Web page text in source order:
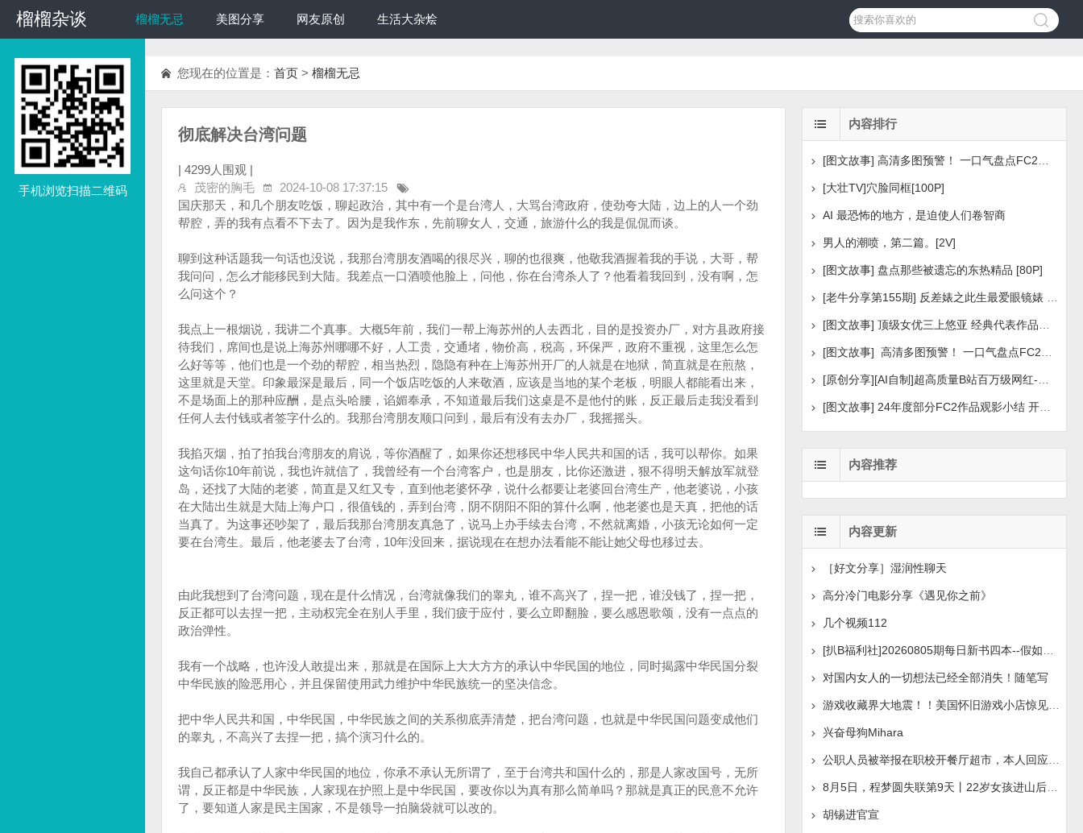
榴榴杂谈
榴榴杂谈 榴榴无忌 美图分享 网友原创 生活大杂烩
手机浏览扫描二维码
您现在的位置是： 首页 > 榴榴无忌
彻底解决台湾问题
| 4299人围观 |
茂密的胸毛
2024-10-08 17:37:15
国庆那天，和几个朋友吃饭，聊起政治，其中有一个是台湾人，大骂台湾政府，使劲夸大陆，边上的人一个劲
帮腔，弄的我有点看不下去了。因为是我作东，先前聊女人，交通，旅游什么的我是侃侃而谈。
聊到这种话题我一句话也没说，我那台湾朋友酒喝的很尽兴，聊的也很爽，他敬我酒握着我的手说，大哥，帮
我问问，怎么才能移民到大陆。我差点一口酒喷他脸上，问他，你在台湾杀人了？他看着我回到，没有啊，怎
么问这个？
我点上一根烟说，我讲二个真事。大概5年前，我们一帮上海苏州的人去西北，目的是投资办厂，对方县政府接
待我们，席间也是说上海苏州哪哪不好，人工贵，交通堵，物价高，税高，环保严，政府不重视，这里怎么怎
么好等等，他们也是一个劲的帮腔，相当热烈，隐隐有种在上海苏州开厂的人就是在地狱，简直就是在煎熬，
这里就是天堂。印象最深是最后，同一个饭店吃饭的人来敬酒，应该是当地的某个老板，明眼人都能看出来，
不是场面上的那种应酬，是点头哈腰，谄媚奉承，不知道最后我们这桌是不是他付的账，反正最后走我没看到
任何人去付钱或者签字什么的。我那台湾朋友顺口问到，最后有没有去办厂，我摇摇头。
我掐灭烟，拍了拍我台湾朋友的肩说，等你酒醒了，如果你还想移民中华人民共和国的话，我可以帮你。如果
这句话你10年前说，我也许就信了，我曾经有一个台湾客户，也是朋友，比你还激进，狠不得明天解放军就登
岛，还找了大陆的老婆，简直是又红又专，直到他老婆怀孕，说什么都要让老婆回台湾生产，他老婆说，小孩
在大陆出生就是大陆上海户口，很值钱的，弄到台湾，阴不阴阳不阳的算什么啊，他老婆也是天真，把他的话
当真了。为这事还吵架了，最后我那台湾朋友真急了，说马上办手续去台湾，不然就离婚，小孩无论如何一定
要在台湾生。最后，他老婆去了台湾，10年没回来，据说现在在想办法看能不能让她父母也移过去。
由此我想到了台湾问题，现在是什么情况，台湾就像我们的睾丸，谁不高兴了，捏一把，谁没钱了，捏一把，
反正都可以去捏一把，主动权完全在别人手里，我们疲于应付，要么立即翻脸，要么感恩歌颂，没有一点点的
政治弹性。
我有一个战略，也许没人敢提出来，那就是在国际上大大方方的承认中华民国的地位，同时揭露中华民国分裂
中华民族的险恶用心，并且保留使用武力维护中华民族统一的坚决信念。
把中华人民共和国，中华民国，中华民族之间的关系彻底弄清楚，把台湾问题，也就是中华民国问题变成他们
的睾丸，不高兴了去捏一把，搞个演习什么的。
我自己都承认了人家中华民国的地位，你承不承认无所谓了，至于台湾共和国什么的，那是人家改国号，无所
谓，反正都是中华民族，人家现在护照上是中华民国，要改你以为真有那么简单吗？那就是真正的民意不允许
了，要知道人家是民主国家，不是领导一拍脑袋就可以改的。
内容排行
[大壮TV]穴脸同框[100P]
AI 最恐怖的地方，是迫使人们卷智商
男人的潮喷，第二篇。[2V]
[图文故事] 盘点那些被遗忘的东热精品 [80P]
[图文故事] 24年度部分FC2作品观影小结 开年王炸后续
内容推荐
内容更新
［好文分享］湿润性聊天
高分冷门电影分享《遇见你之前》
几个视频112
对国内女人的一切想法已经全部消失！随笔写
游戏收藏界大地震！！美国怀旧游戏小店惊见 97 片未公开版
兴奋母狗Mihara
8月5日，程梦圆失联第9天丨22岁女孩进山后人间蒸发，手机
胡锡进官宣